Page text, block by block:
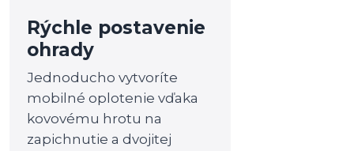
Rýchle postavenie
ohrady
Jednoducho vytvoríte
mobilné oplotenie vďaka
kovovému hrotu na
zapichnutie a dvojitej